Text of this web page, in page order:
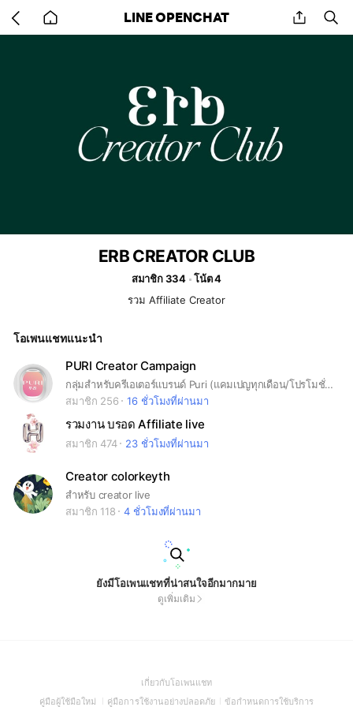
back
to
LINE OPENCHAT share
ERB CREATOR CLUB
สมาชิก 334
โน้ต 4
รวม Affiliate Creator
โอเพนแชทแนะนำ
PURI Creator Campaign
กลุ่มสำหรับครีเอเตอร์แบรนด์ Puri (แคมเปญทุกเดือน/โปรโมชั่น/สิทธิพิเศษ)
สมาชิก 256
16 ชั่วโมงที่ผ่านมา
รวมงาน บรอด Affiliate live
สมาชิก 474 23 ชั่วโมงที่ผ่านมา
Creator colorkeyth
สำหรับ creator live
สมาชิก 118
4 ชั่วโมงที่ผ่านมา
ยังมีโอเพนแชทที่น่าสนใจอีกมากมาย
ดูเพิ่มเติม
เกี่ยวกับโอเพนแชท(Open
in
คู่มือผู้ใช้มือใหม่ (Open
คู่มือการใช้งานอย่างปลอดภัย(Open
ข้อกำหนดการใช้บริการ(Open